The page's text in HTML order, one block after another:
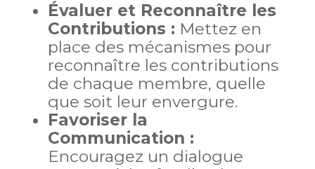
Évaluer et Reconnaître les
Contributions : Mettez en
place des mécanismes pour
reconnaître les contributions
de chaque membre, quelle
que soit leur envergure.
Favoriser la
Communication :
Encouragez un dialogue